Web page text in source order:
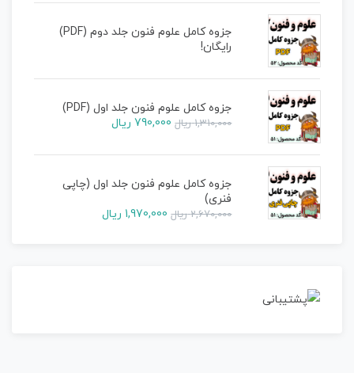
جزوه کامل علوم فنون جلد دوم (PDF)
رایگان!
جزوه کامل علوم فنون جلد اول (PDF)
1,310,000 ریال 790,000 ریال
جزوه کامل علوم فنون جلد اول (چاپی
فنری)
2,670,000 ریال 1,970,000 ریال